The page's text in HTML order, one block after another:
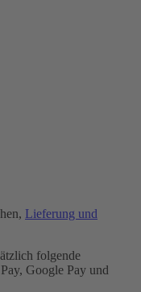
Lieferung und
folgende
Google Pay und